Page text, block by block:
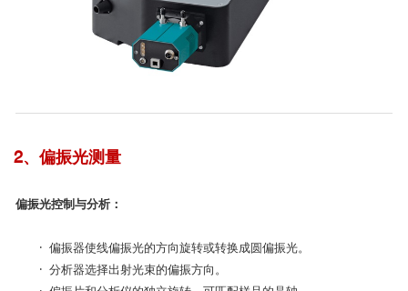
2、偏振光测量
偏振光控制与分析：
· 偏振器使线偏振光的方向旋转或转换成圆偏振光。
· 分析器选择出射光束的偏振方向。